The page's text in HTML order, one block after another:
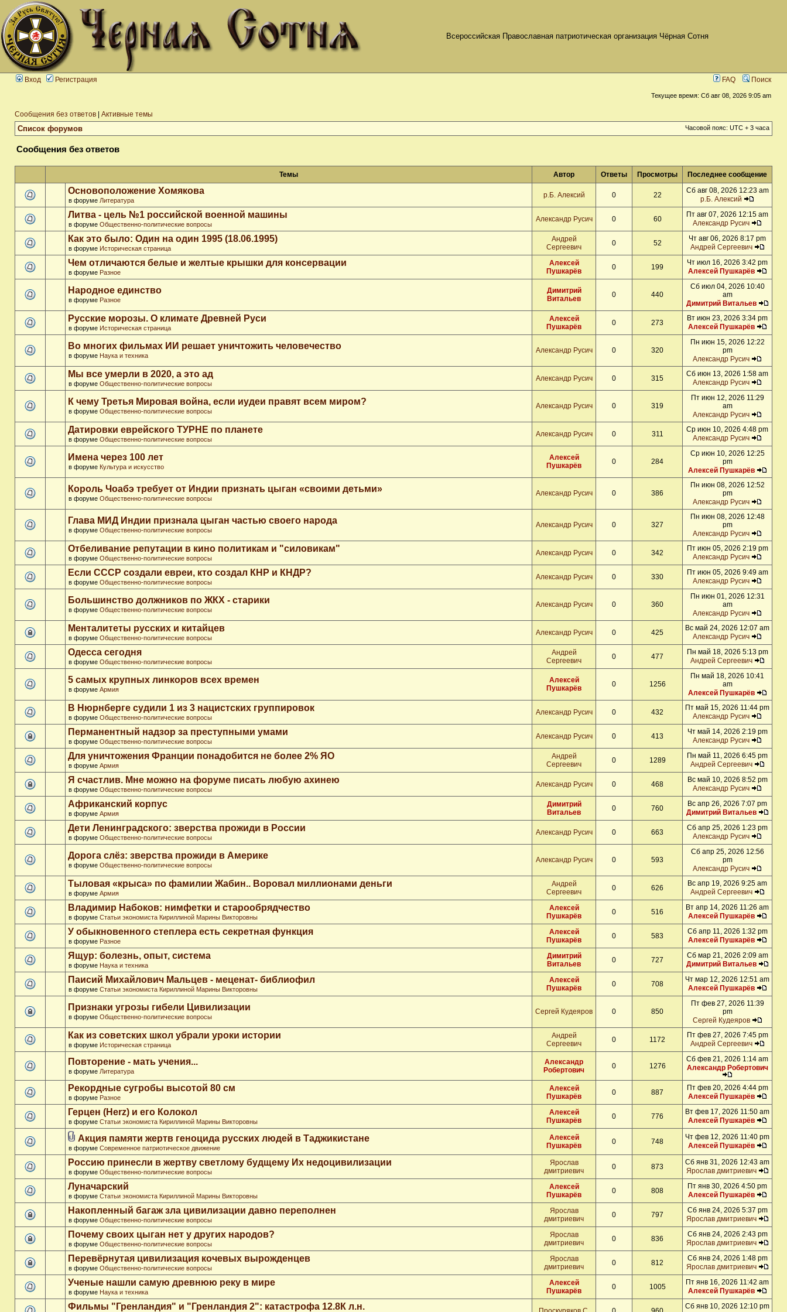
Всероссийская Православная патриотическая организация Чёрная Сотня
Вход Регистрация FAQ Поиск
Текущее время: Сб авг 08, 2026 9:05 am
Сообщения без ответов Активные темы
Список форумов Часовой пояс: UTC + 3 часа
Сообщения без ответов
Темы Автор Ответы Просмотры Последнее сообщение
Основоположение Хомякова
в форуме Литература
р.Б. Алексий 0 22
Сб авг 08, 2026 12:23 am
р.Б. Алексий
Литва - цель №1 российской военной машины
в форуме Общественно-политические вопросы
Александр Русич 0 60
Пт авг 07, 2026 12:15 am
Александр Русич
Как это было: Один на один 1995 (18.06.1995)
в форуме Историческая страница
Андрей
Сергеевич
0 52
Чт авг 06, 2026 8:17 pm
Андрей Сергеевич
Чем отличаются белые и желтые крышки для консервации
в форуме Разное
Алексей
Пушкарёв
0 199
Чт июл 16, 2026 3:42 pm
Алексей Пушкарёв
Народное единство
в форуме Разное
Димитрий
Витальев
0 440
Сб июл 04, 2026 10:40
am
Димитрий Витальев
Русские морозы. О климате Древней Руси
в форуме Историческая страница
Алексей
Пушкарёв
0 273
Вт июн 23, 2026 3:34 pm
Алексей Пушкарёв
Во многих фильмах ИИ решает уничтожить человечество
в форуме Наука и техника
Александр Русич 0 320
Пн июн 15, 2026 12:22
pm
Александр Русич
Мы все умерли в 2020, а это ад
в форуме Общественно-политические вопросы
Александр Русич 0 315
Сб июн 13, 2026 1:58 am
Александр Русич
К чему Третья Мировая война, если иудеи правят всем миром?
в форуме Общественно-политические вопросы
Александр Русич 0 319
Пт июн 12, 2026 11:29
am
Александр Русич
Датировки еврейского ТУРНЕ по планете
в форуме Общественно-политические вопросы
Александр Русич 0 311
Ср июн 10, 2026 4:48 pm
Александр Русич
Имена через 100 лет
в форуме Культура и искусство
Алексей
Пушкарёв
0 284
Ср июн 10, 2026 12:25
pm
Алексей Пушкарёв
Король Чоабэ требует от Индии признать цыган «своими детьми»
в форуме Общественно-политические вопросы
Александр Русич 0 386
Пн июн 08, 2026 12:52
pm
Александр Русич
Глава МИД Индии признала цыган частью своего народа
в форуме Общественно-политические вопросы
Александр Русич 0 327
Пн июн 08, 2026 12:48
pm
Александр Русич
Отбеливание репутации в кино политикам и "силовикам"
в форуме Общественно-политические вопросы
Александр Русич 0 342
Пт июн 05, 2026 2:19 pm
Александр Русич
Если СССР создали евреи, кто создал КНР и КНДР?
в форуме Общественно-политические вопросы
Александр Русич 0 330
Пт июн 05, 2026 9:49 am
Александр Русич
Большинство должников по ЖКХ - старики
в форуме Общественно-политические вопросы
Александр Русич 0 360
Пн июн 01, 2026 12:31
am
Александр Русич
Менталитеты русских и китайцев
в форуме Общественно-политические вопросы
Александр Русич 0 425
Вс май 24, 2026 12:07 am
Александр Русич
Одесса сегодня
в форуме Общественно-политические вопросы
Андрей
Сергеевич
0 477
Пн май 18, 2026 5:13 pm
Андрей Сергеевич
5 самых крупных линкоров всех времен
в форуме Армия
Алексей
Пушкарёв
0 1256
Пн май 18, 2026 10:41
am
Алексей Пушкарёв
В Нюрнберге судили 1 из 3 нацистских группировок
в форуме Общественно-политические вопросы
Александр Русич 0 432
Пт май 15, 2026 11:44 pm
Александр Русич
Перманентный надзор за преступными умами
в форуме Общественно-политические вопросы
Александр Русич 0 413
Чт май 14, 2026 2:19 pm
Александр Русич
Для уничтожения Франции понадобится не более 2% ЯО
в форуме Армия
Андрей
Сергеевич
0 1289
Пн май 11, 2026 6:45 pm
Андрей Сергеевич
Я счастлив. Мне можно на форуме писать любую ахинею
в форуме Общественно-политические вопросы
Александр Русич 0 468
Вс май 10, 2026 8:52 pm
Александр Русич
Африканский корпус
в форуме Армия
Димитрий
Витальев
0 760
Вс апр 26, 2026 7:07 pm
Димитрий Витальев
Дети Ленинградского: зверства прожиди в России
в форуме Общественно-политические вопросы
Александр Русич 0 663
Сб апр 25, 2026 1:23 pm
Александр Русич
Дорога слёз: зверства прожиди в Америке
в форуме Общественно-политические вопросы
Александр Русич 0 593
Сб апр 25, 2026 12:56
pm
Александр Русич
Тыловая «крыса» по фамилии Жабин.. Воровал миллионами деньги
в форуме Армия
Андрей
Сергеевич
0 626
Вс апр 19, 2026 9:25 am
Андрей Сергеевич
Владимир Набоков: нимфетки и старообрядчество
в форуме Статьи экономиста Кириллиной Марины Викторовны
Алексей
Пушкарёв
0 516
Вт апр 14, 2026 11:26 am
Алексей Пушкарёв
У обыкновенного степлера есть секретная функция
в форуме Разное
Алексей
Пушкарёв
0 583
Сб апр 11, 2026 1:32 pm
Алексей Пушкарёв
Ящур: болезнь, опыт, система
в форуме Наука и техника
Димитрий
Витальев
0 727
Сб мар 21, 2026 2:09 am
Димитрий Витальев
Паисий Михайлович Мальцев - меценат- библиофил
в форуме Статьи экономиста Кириллиной Марины Викторовны
Алексей
Пушкарёв
0 708
Чт мар 12, 2026 12:51 am
Алексей Пушкарёв
Признаки угрозы гибели Цивилизации
в форуме Общественно-политические вопросы
Сергей Кудеяров 0 850
Пт фев 27, 2026 11:39
pm
Сергей Кудеяров
Как из советских школ убрали уроки истории
в форуме Историческая страница
Андрей
Сергеевич
0 1172
Пт фев 27, 2026 7:45 pm
Андрей Сергеевич
Повторение - мать учения...
в форуме Литература
Александр
Робертович
0 1276
Сб фев 21, 2026 1:14 am
Александр Робертович
Рекордные сугробы высотой 80 см
в форуме Разное
Алексей
Пушкарёв
0 887
Пт фев 20, 2026 4:44 pm
Алексей Пушкарёв
Герцен (Herz) и его Колокол
в форуме Статьи экономиста Кириллиной Марины Викторовны
Алексей
Пушкарёв
0 776
Вт фев 17, 2026 11:50 am
Алексей Пушкарёв
Акция памяти жертв геноцида русских людей в Таджикистане
в форуме Современное патриотическое движение
Алексей
Пушкарёв
0 748
Чт фев 12, 2026 11:40 pm
Алексей Пушкарёв
Россию принесли в жертву светлому будщему Их недоцивилизации
в форуме Общественно-политические вопросы
Ярослав
дмитриевич
0 873
Сб янв 31, 2026 12:43 am
Ярослав дмитриевич
Луначарский
в форуме Статьи экономиста Кириллиной Марины Викторовны
Алексей
Пушкарёв
0 808
Пт янв 30, 2026 4:50 pm
Алексей Пушкарёв
Накопленный багаж зла цивилизации давно переполнен
в форуме Общественно-политические вопросы
Ярослав
дмитриевич
0 797
Сб янв 24, 2026 5:37 pm
Ярослав дмитриевич
Почему своих цыган нет у других народов?
в форуме Общественно-политические вопросы
Ярослав
дмитриевич
0 836
Сб янв 24, 2026 2:43 pm
Ярослав дмитриевич
Перевёрнутая цивилизация кочевых вырожденцев
в форуме Общественно-политические вопросы
Ярослав
дмитриевич
0 812
Сб янв 24, 2026 1:48 pm
Ярослав дмитриевич
Ученые нашли самую древнюю реку в мире
в форуме Наука и техника
Алексей
Пушкарёв
0 1005
Пт янв 16, 2026 11:42 am
Алексей Пушкарёв
Фильмы "Гренландия" и "Гренландия 2": катастрофа 12.8К л.н.
Сб янв 10, 2026 12:10 pm